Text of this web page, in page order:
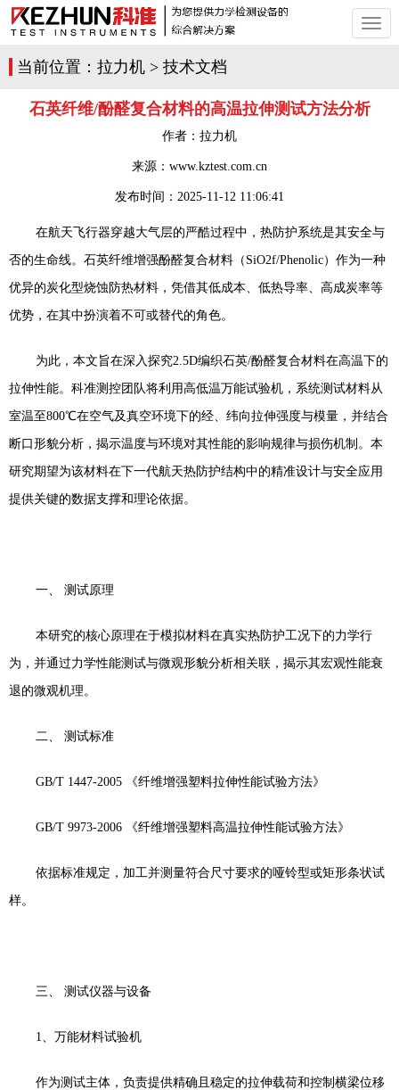
切
换
当前位置： 拉力机 > 技术文档
石英纤维/酚醛复合材料的高温拉伸测试方法分析
作者： 拉力机
来源：www.kztest.com.cn
发布时间： 2025-11-12 11:06:41
在航天飞行器穿越大气层的严酷过程中，热防护系统是其安全与
否的生命线。石英纤维增强酚醛复合材料（ SiO2f/Phenolic）作为一种
优异的炭化型烧蚀防热材料，凭借其低成本、低热导率、高成炭率等
优势，在其中扮演着不可或替代的角色。
为此，本文旨在深入探究2.5D编织石英/酚醛复合材料在高温下的
拉伸性能。科准测控团队将利用高低温万能试验机，系统测试材料从
室温至800℃在空气及真空环境下的经、纬向拉伸强度与模量，并结合
断口形貌分析，揭示温度与环境对其性能的影响规律与损伤机制。本
研究期望为该材料在下一代航天热防护结构中的精准设计与安全应用
提供关键的数据支撑和理论依据。
一、 测试原理
本研究的核心原理在于模拟材料在真实热防护工况下的力学行
为，并通过力学性能测试与微观形貌分析相关联，揭示其宏观性能衰
退的微观机理。
二、 测试标准
GB/T 1447-2005 《纤维增强塑料拉伸性能试验方法》
GB/T 9973-2006 《纤维增强塑料高温拉伸性能试验方法》
依据标准规定，加工并测量符合尺寸要求的哑铃型或矩形条状试
样。
三、 测试仪器与设备
1、 万能材料试验机
作为测试主体，负责提供精确且稳定的拉伸载荷和控制横梁位移